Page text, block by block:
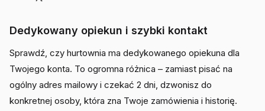
Dedykowany opiekun i szybki kontakt
Sprawdź, czy hurtownia ma dedykowanego opiekuna dla
Twojego konta. To ogromna różnica – zamiast pisać na
ogólny adres mailowy i czekać 2 dni, dzwonisz do
konkretnej osoby, która zna Twoje zamówienia i historię.